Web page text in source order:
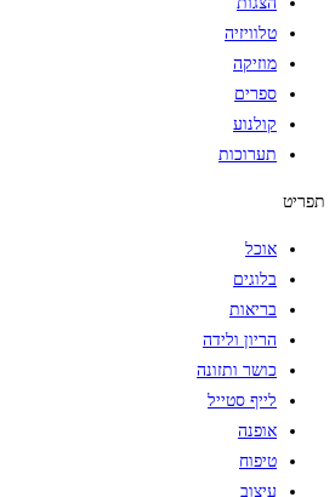
טלוויזיה
מוזיקה
ספרים
קולנוע
תערוכות
תפריט
אוכל
בלוגים
בריאות
הריון ולידה
כושר ותזונה
לייף סטייל
אופנה
טיפוח
עיצוב